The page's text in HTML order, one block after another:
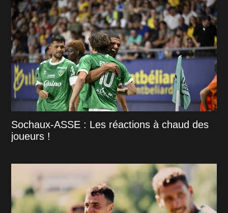
Sochaux-ASSE : Les réactions à chaud des
joueurs !